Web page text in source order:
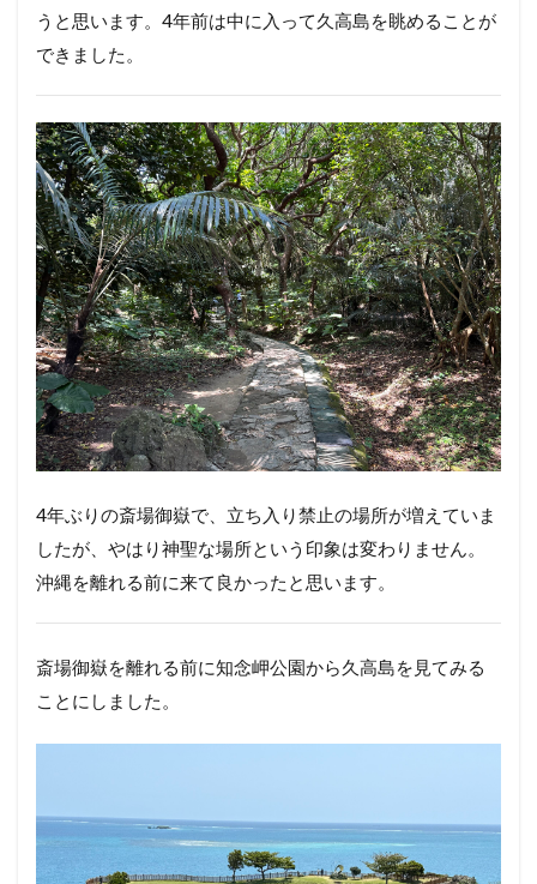
うと思います。4年前は中に入って久高島を眺めることが
できました。
4年ぶりの斎場御嶽で、立ち入り禁止の場所が増えていま
したが、やはり神聖な場所という印象は変わりません。
沖縄を離れる前に来て良かったと思います。
斎場御嶽を離れる前に知念岬公園から久高島を見てみる
ことにしました。